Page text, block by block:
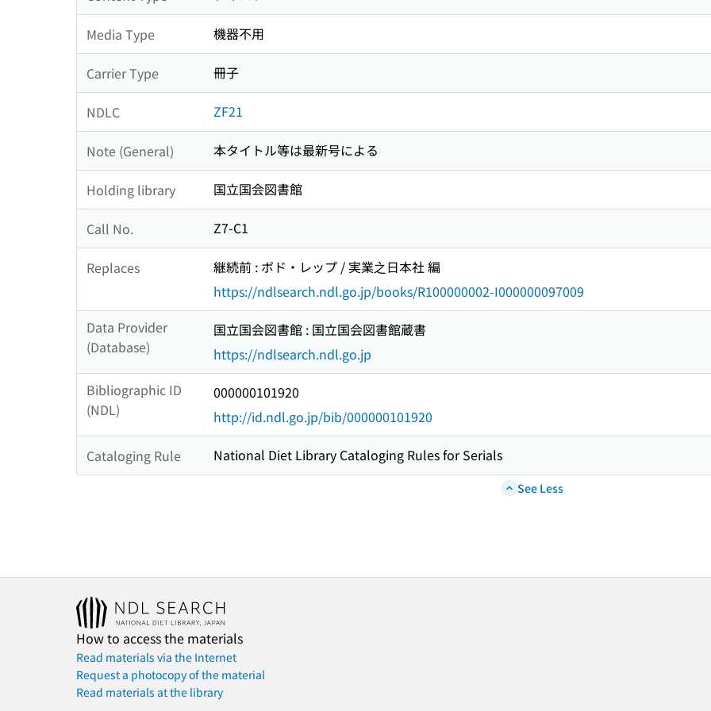
Media Type 機器不用
Carrier Type 冊子
NDLC ZF21
Note (General) 本タイトル等は最新号による
Holding library 国立国会図書館
Call No. Z7-C1
Replaces
継続前 : ボド・レップ / 実業之日本社 編
https://ndlsearch.ndl.go.jp/books/R100000002-I000000097009
Data Provider
(Database)
国立国会図書館 : 国立国会図書館蔵書
https://ndlsearch.ndl.go.jp
Bibliographic ID
(NDL)
000000101920
http://id.ndl.go.jp/bib/000000101920
Cataloging Rule National Diet Library Cataloging Rules for Serials
See Less
How to access the materials
Read materials via the Internet
Request a photocopy of the material
Read materials at the library